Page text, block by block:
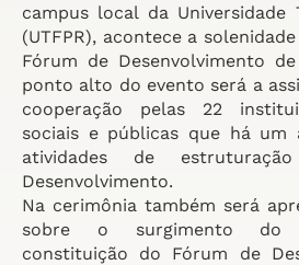
campus local da Universidade
(UTFPR), acontece a
Fórum de Desenvolvimento
ponto alto do evento será a
cooperação pelas 22
sociais e públicas que há um
atividades de
Desenvolvimento.
Na cerimônia também será
sobre o surgimento do
constituição do Fórum de